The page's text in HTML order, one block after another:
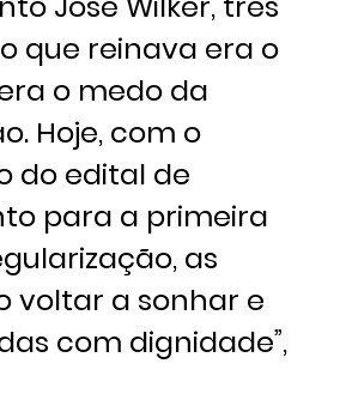
que reinava era o
o medo da
Hoje, com o
do edital de
para a primeira
as
voltar a sonhar e
com dignidade”,